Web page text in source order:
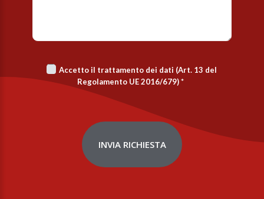
Accetto il trattamento dei dati (Art. 13 del
Regolamento UE 2016/679)*
INVIA RICHIESTA